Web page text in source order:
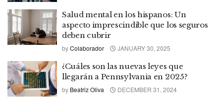
Salud mental en los hispanos: Un
aspecto imprescindible que los seguros
deben cubrir
byColaborador JANUARY 30, 2025
¿Cuáles son las nuevas leyes que
llegarán a Pennsylvania en 2025?
by Beatriz Oliva DECEMBER 31, 2024